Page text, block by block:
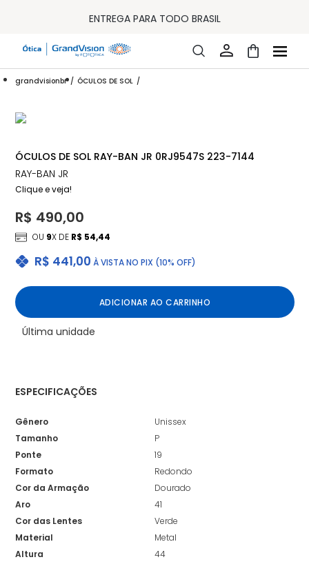
ENTREGA PARA TODO BRASIL
32% OFF NO COMBO - CONS. REG.
FRETE GRÁTIS EM TODO O SITE
15% OFF NA PRIMEIRA COMPRA (CONSULTE REGULAMENTO)
grandvisionbr ÓCULOS DE SOL
ÓCULOS DE SOL RAY-BAN JR 0RJ9547S 223-7144
RAY-BAN JR
Clique e veja!
R$ 441,00 À VISTA NO PIX (10% OFF)
R$ 490,00
OU 9X DE R$ 54,44
ADICIONAR AO CARRINHO
Última unidade
ESPECIFICAÇÕES
Gênero
Unissex
Tamanho
P
Ponte
19
Formato
Redondo
Cor da Armação
Dourado
Aro
41
Cor das Lentes
Verde
Material
Metal
Altura
44